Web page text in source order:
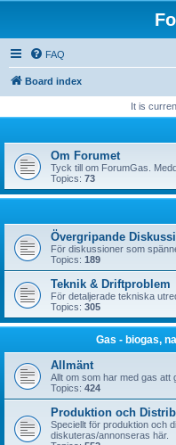
FAQ
Board index
It is
Om Forumet
Tyck till om ForumGas.
Topics: 73
Övergripande
För diskussioner som
Topics: 189
Teknik & Driftproblem
För detaljerade tekniska
Topics: 305
Gas - biogas,
Allmänt
Allt om som har med gas att
Topics: 424
Produktion och
Speciellt för produktion och
diskuteras/annonseras här.